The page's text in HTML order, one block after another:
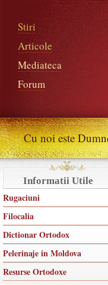
Stiri
Articole
Mediateca
Forum
Cu noi este
Informatii Utile
Rugaciuni
Filocalia
Dictionar Ortodox
Pelerinaje in Moldova
Resurse Ortodoxe